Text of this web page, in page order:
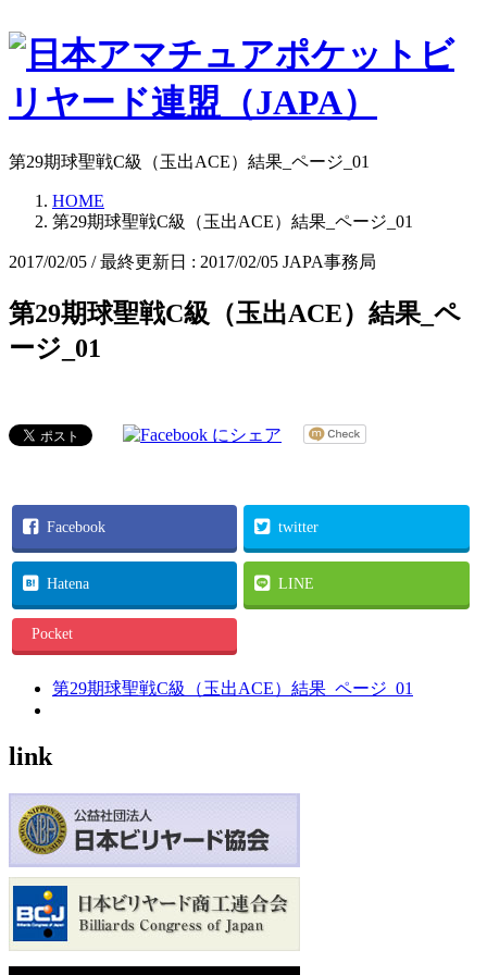
第29期球聖戦C級（玉出ACE）結果_ページ_01
HOME
第29期球聖戦C級（玉出ACE）結果_ページ_01
2017/02/05 / 最終更新日 : 2017/02/05 JAPA事務局
第29期球聖戦C級（玉出ACE）結果_ペ
ージ_01
Facebook twitter
Hatena LINE
Pocket
第29期球聖戦C級（玉出ACE）結果_ページ_01
link